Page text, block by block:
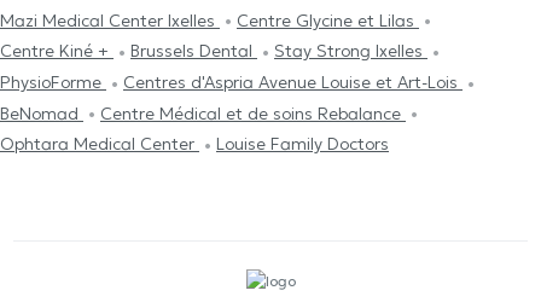
Mazi Medical Center Ixelles
Centre Glycine et Lilas
Centre Kiné +
Brussels Dental
Stay Strong Ixelles
PhysioForme
Centres d'Aspria Avenue Louise et Art-Lois
BeNomad
Centre Médical et de soins Rebalance
Ophtara Medical Center
Louise Family Doctors